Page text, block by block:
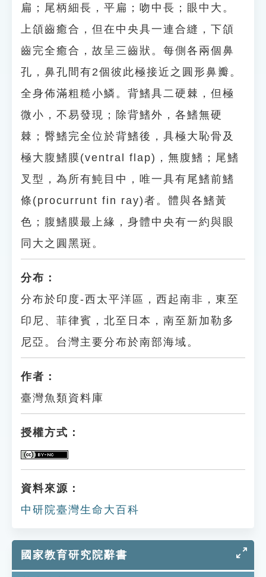
扁；尾柄細長，平扁；吻中長；眼中大。
上頜齒癒合，但在中央具一連合縫，下頜
齒完全癒合，故呈三齒狀。每側各兩個鼻
孔，鼻孔間有2個彼此極接近之圓形鼻瓣。
全身佈滿粗糙小鱗。背鰭具二硬棘，但極
微小，不易發現；除背鰭外，各鰭無硬
棘；臀鰭完全位於背鰭後，具極大恥骨及
極大腹鰭膜(ventral flap)，無腹鰭；尾鰭
叉型，為所有魨目中，唯一具有尾鰭前鰭
條(procurrunt fin ray)者。體與各鰭黃
色；腹鰭膜最上緣，身體中央有一約與眼
同大之圓黑斑。
分布：
分布於印度-西太平洋區，西起南非，東至
印尼、菲律賓，北至日本，南至新加勒多
尼亞。台灣主要分布於南部海域。
作者：
臺灣魚類資料庫
授權方式：
資料來源：
中研院臺灣生命大百科
國家教育研究院辭書